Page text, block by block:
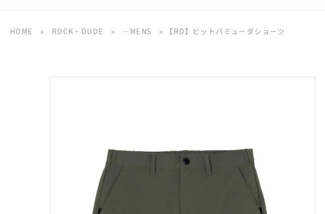
HOME » ROCK・DUDE » ―MENS » 【RD】ビットバミューダショーツ